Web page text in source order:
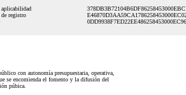
aplicabilidad
registro
con autonomía presupuestaria, operativa,
se encomienda el fomento y la difusión del
púbica.